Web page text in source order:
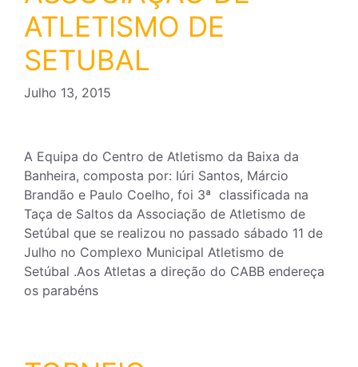
ATLETISMO DE
SETUBAL
Julho 13, 2015
A Equipa do Centro de Atletismo da Baixa da
Banheira, composta por: Iúri Santos, Márcio
Brandão e Paulo Coelho, foi 3ª classificada na
Taça de Saltos da Associação de Atletismo de
Setúbal que se realizou no passado sábado 11 de
Julho no Complexo Municipal Atletismo de
Setúbal .Aos Atletas a direção do CABB endereça
os parabéns